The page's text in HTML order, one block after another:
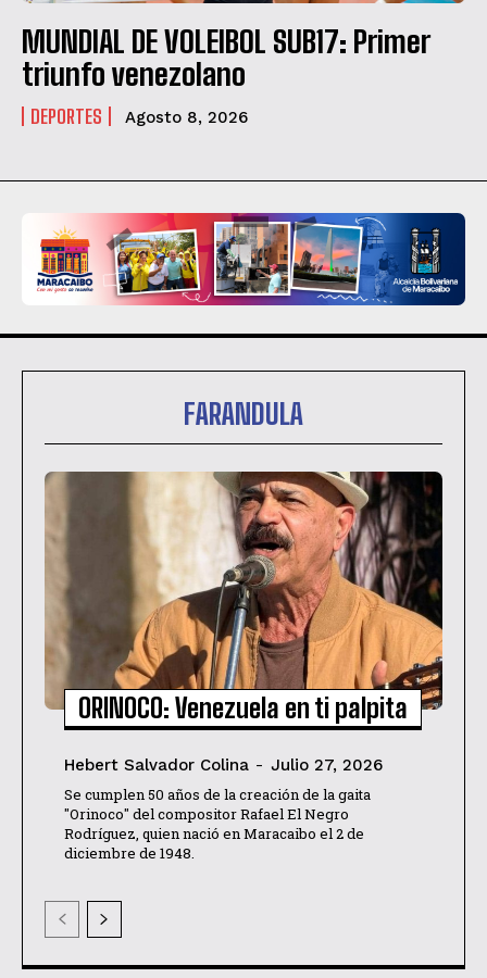
MUNDIAL DE VOLEIBOL SUB17: Primer
triunfo venezolano
DEPORTES Agosto 8, 2026
FARANDULA
ORINOCO: Venezuela en ti palpita
Hebert Salvador Colina - Julio 27, 2026
Se cumplen 50 años de la creación de la gaita
"Orinoco" del compositor Rafael El Negro
Rodríguez, quien nació en Maracaibo el 2 de
diciembre de 1948.